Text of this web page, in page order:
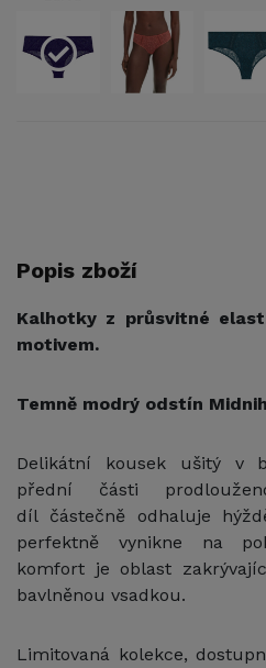
Popis zboží
Kalhotky z průsvitné
motivem.
Temně modrý odstín
Delikátní kousek ušitý v
přední části
díl částečně odhaluje
perfektně vynikne na
komfort je oblast
bavlněnou vsadkou.
Limitovaná kolekce,